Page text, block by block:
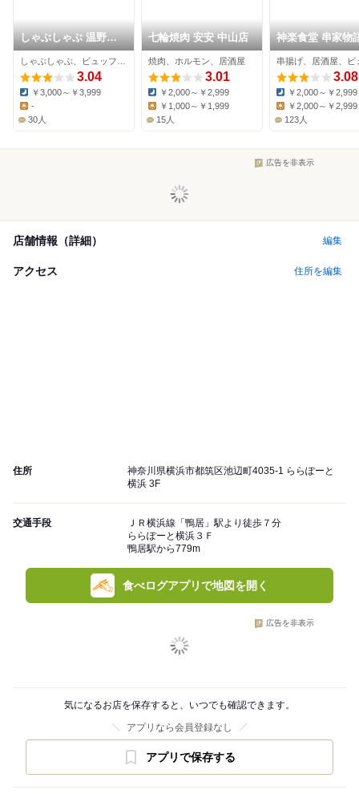
しゃぶしゃぶ 温野菜
中山店
3.04
Dinner:
￥3,000～￥3,999
Lunch:
-
30人
七輪焼肉 安安 中山店
焼肉、ホルモン、居酒屋
3.01
Dinner:
￥2,000～￥2,999
Lunch:
￥1,000～￥1,999
15人
神楽食堂 串家物
らぽーと横浜店
3.08
Dinner:
￥2,000～￥2,999
￥2,000～￥2,999
123人
広告を非表示
店舗情報（詳細） 編集
アクセス 住所を編集
住所
神奈川県横浜市都筑区池辺町4035-1 ららぽーと
横浜 3F
交通手段
ＪＲ横浜線「鴨居」駅より徒歩７分
ららぽーと横浜３Ｆ
鴨居駅から779m
食べログアプリで地図を開く
広告を非表示
気になるお店を保存すると、いつでも確認できます。
アプリなら会員登録なし
アプリで保存する